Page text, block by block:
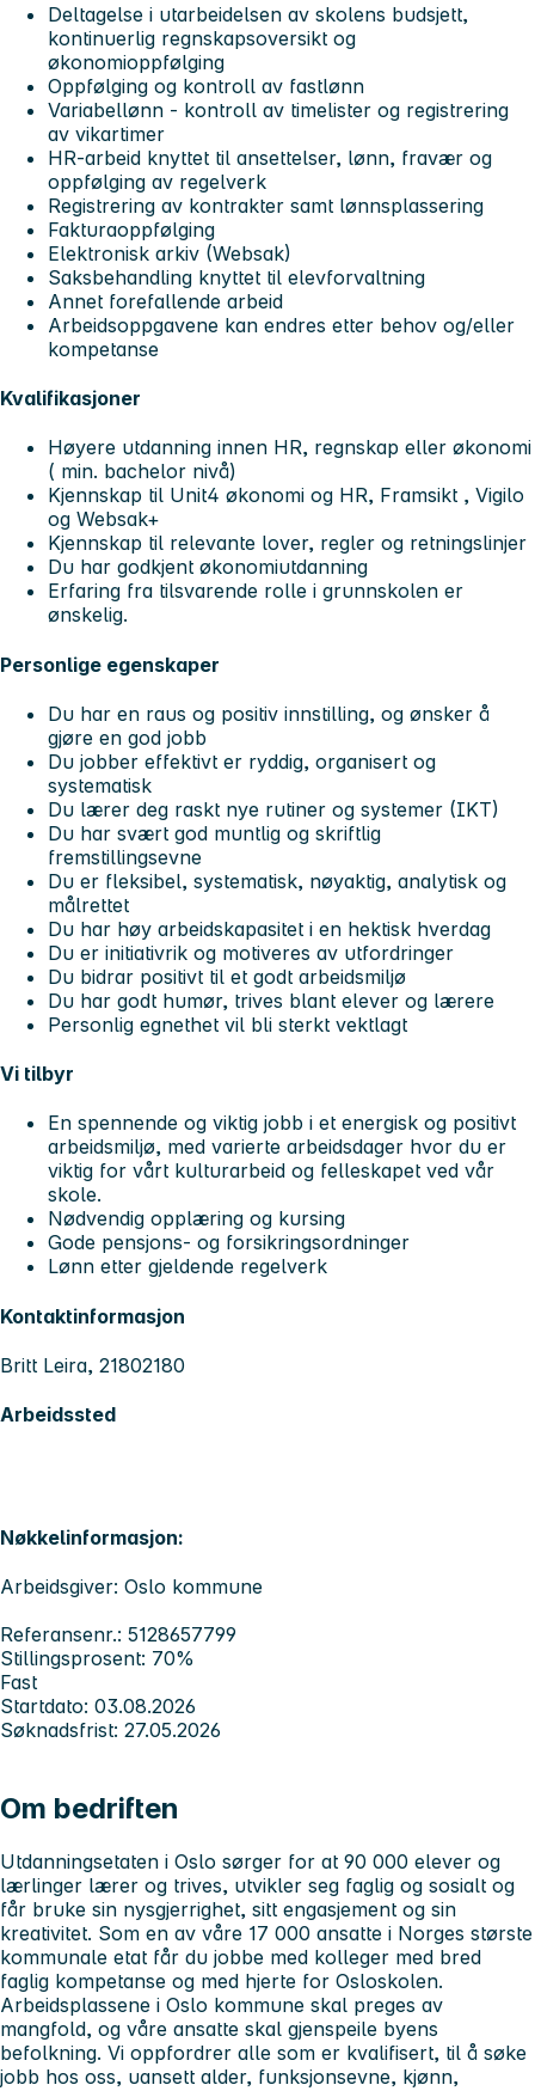
Deltagelse i utarbeidelsen av skolens budsjett,
kontinuerlig regnskapsoversikt og
økonomioppfølging
Oppfølging og kontroll av fastlønn
Variabellønn - kontroll av timelister og registrering
av vikartimer
HR-arbeid knyttet til ansettelser, lønn, fravær og
oppfølging av regelverk
Registrering av kontrakter samt lønnsplassering
Fakturaoppfølging
Elektronisk arkiv (Websak)
Saksbehandling knyttet til elevforvaltning
Annet forefallende arbeid
Arbeidsoppgavene kan endres etter behov og/eller
kompetanse
Kvalifikasjoner
Høyere utdanning innen HR, regnskap eller økonomi
( min. bachelor nivå)
Kjennskap til Unit4 økonomi og HR, Framsikt , Vigilo
og Websak+
Kjennskap til relevante lover, regler og retningslinjer
Du har godkjent økonomiutdanning
Erfaring fra tilsvarende rolle i grunnskolen er
ønskelig.
Personlige egenskaper
Du har en raus og positiv innstilling, og ønsker å
gjøre en god jobb
Du jobber effektivt er ryddig, organisert og
systematisk
Du lærer deg raskt nye rutiner og systemer (IKT)
Du har svært god muntlig og skriftlig
fremstillingsevne
Du er fleksibel, systematisk, nøyaktig, analytisk og
målrettet
Du har høy arbeidskapasitet i en hektisk hverdag
Du er initiativrik og motiveres av utfordringer
Du bidrar positivt til et godt arbeidsmiljø
Du har godt humør, trives blant elever og lærere
Personlig egnethet vil bli sterkt vektlagt
Vi tilbyr
En spennende og viktig jobb i et energisk og positivt
arbeidsmiljø, med varierte arbeidsdager hvor du er
viktig for vårt kulturarbeid og felleskapet ved vår
skole.
Nødvendig opplæring og kursing
Gode pensjons- og forsikringsordninger
Lønn etter gjeldende regelverk
Kontaktinformasjon
Britt Leira, 21802180
Arbeidssted
Nøkkelinformasjon:
Arbeidsgiver: Oslo kommune
Referansenr.: 5128657799
Stillingsprosent: 70%
Fast
Startdato: 03.08.2026
Søknadsfrist: 27.05.2026
Om bedriften
Utdanningsetaten i Oslo sørger for at 90 000 elever og
lærlinger lærer og trives, utvikler seg faglig og sosialt og
får bruke sin nysgjerrighet, sitt engasjement og sin
kreativitet. Som en av våre 17 000 ansatte i Norges største
kommunale etat får du jobbe med kolleger med bred
faglig kompetanse og med hjerte for Osloskolen.
Arbeidsplassene i Oslo kommune skal preges av
mangfold, og våre ansatte skal gjenspeile byens
befolkning. Vi oppfordrer alle som er kvalifisert, til å søke
jobb hos oss, uansett alder, funksjonsevne, kjønn,